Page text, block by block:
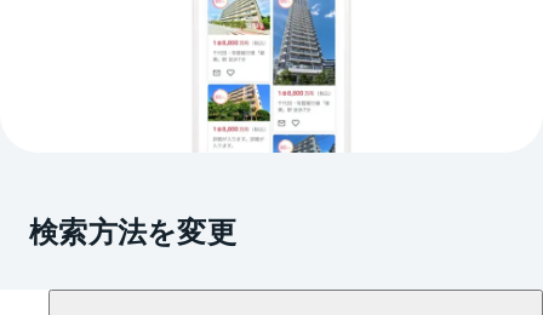
検索方法を変更